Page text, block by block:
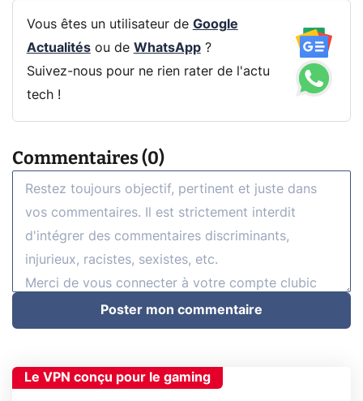
Vous êtes un utilisateur de Google
Actualitésou de WhatsApp?
Suivez-nous pour ne rien rater de l'actu
tech !
Commentaires (0)
Poster mon commentaire
Le VPN conçu pour le gaming